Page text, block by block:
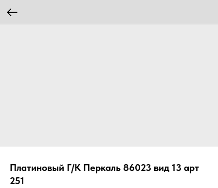
Платиновый Г/К Перкаль 86023 вид 13 арт
251